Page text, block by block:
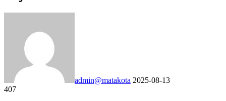
admin@matakota 2025-08-13
407